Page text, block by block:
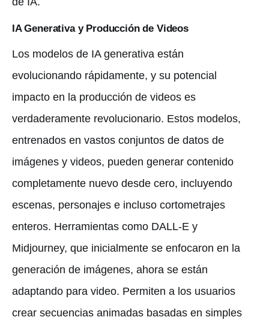
IA Generativa y Producción de Videos
Los modelos de IA generativa están
evolucionando rápidamente, y su potencial
impacto en la producción de videos es
verdaderamente revolucionario. Estos modelos,
entrenados en vastos conjuntos de datos de
imágenes y videos, pueden generar contenido
completamente nuevo desde cero, incluyendo
escenas, personajes e incluso cortometrajes
enteros. Herramientas como DALL-E y
Midjourney, que inicialmente se enfocaron en la
generación de imágenes, ahora se están
adaptando para video. Permiten a los usuarios
crear secuencias animadas basadas en simples